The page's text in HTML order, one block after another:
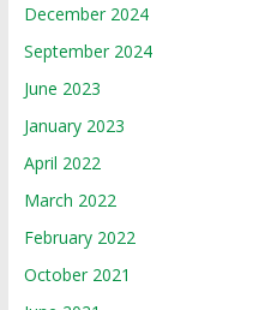
December 2024
September 2024
June 2023
January 2023
April 2022
March 2022
February 2022
October 2021